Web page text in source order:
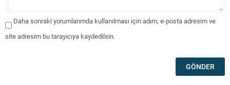
Daha sonraki yorumlarımda kullanılması için adım, e-posta adresim ve
site adresim bu tarayıcıya kaydedilsin.